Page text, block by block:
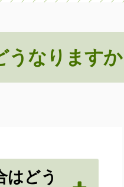
うなりますか
はどう